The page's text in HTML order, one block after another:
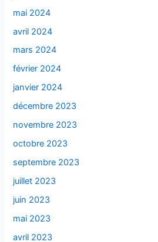
mai 2024
avril 2024
mars 2024
février 2024
janvier 2024
décembre 2023
novembre 2023
octobre 2023
septembre 2023
juillet 2023
juin 2023
mai 2023
avril 2023